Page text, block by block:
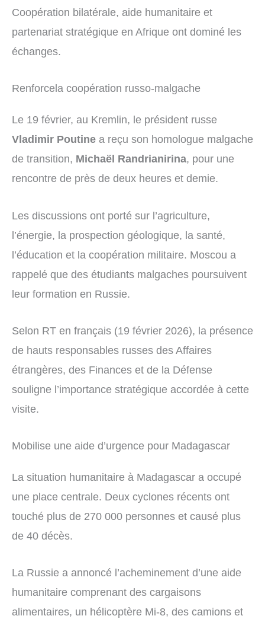
Coopération bilatérale, aide humanitaire et
partenariat stratégique en Afrique ont dominé les
échanges.
Renforcela coopération russo-malgache
Le 19 février, au Kremlin, le président russe
Vladimir Poutine a reçu son homologue malgache
de transition, Michaël Randrianirina, pour une
rencontre de près de deux heures et demie.
Les discussions ont porté sur l’agriculture,
l’énergie, la prospection géologique, la santé,
l’éducation et la coopération militaire. Moscou a
rappelé que des étudiants malgaches poursuivent
leur formation en Russie.
Selon RT en français (19 février 2026), la présence
de hauts responsables russes des Affaires
étrangères, des Finances et de la Défense
souligne l’importance stratégique accordée à cette
visite.
Mobilise une aide d’urgence pour Madagascar
La situation humanitaire à Madagascar a occupé
une place centrale. Deux cyclones récents ont
touché plus de 270 000 personnes et causé plus
de 40 décès.
La Russie a annoncé l’acheminement d’une aide
humanitaire comprenant des cargaisons
alimentaires, un hélicoptère Mi-8, des camions et